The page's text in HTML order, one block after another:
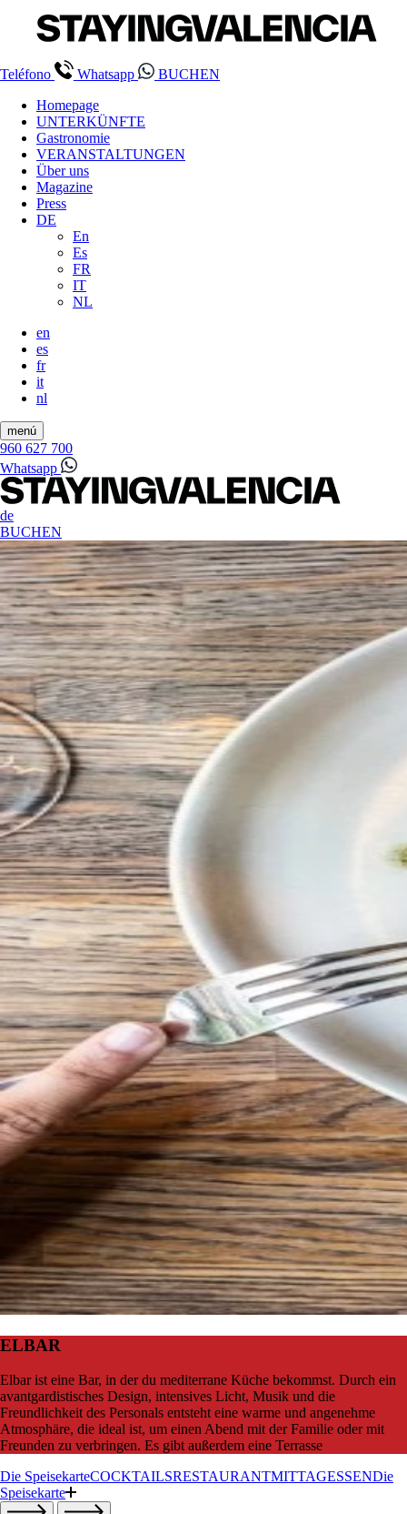
Teléfono Whatsapp
BUCHEN
Homepage
UNTERKÜNFTE
Gastronomie
VERANSTALTUNGEN
Über uns
Magazine
Press
DE
En
Es
FR
IT
NL
en
es
fr
it
nl
menú
960 627 700
Whatsapp
de
BUCHEN
ELBAR
Elbar ist eine Bar, in der du mediterrane Küche bekommst. Durch ein
avantgardistisches Design, intensives Licht, Musik und die
Freundlichkeit des Personals entsteht eine warme und angenehme
Atmosphäre, die ideal ist, um einen Abend mit der Familie oder mit
Freunden zu verbringen. Es gibt außerdem eine Terrasse
Die SpeisekarteCOCKTAILSRESTAURANTMITTAGESSENDie
Speisekarte